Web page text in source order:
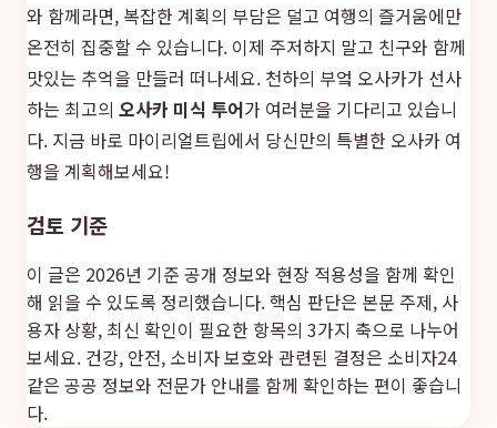
와 함께라면, 복잡한 계획의 부담은 덜고 여행의 즐거움에만
온전히 집중할 수 있습니다. 이제 주저하지 말고 친구와 함께
맛있는 추억을 만들러 떠나세요. 천하의 부엌 오사카가 선사
하는 최고의 오사카 미식 투어가 여러분을 기다리고 있습니
다. 지금 바로 마이리얼트립에서 당신만의 특별한 오사카 여
행을 계획해보세요!
검토 기준
이 글은 2026년 기준 공개 정보와 현장 적용성을 함께 확인
해 읽을 수 있도록 정리했습니다. 핵심 판단은 본문 주제, 사
용자 상황, 최신 확인이 필요한 항목의 3가지 축으로 나누어
보세요. 건강, 안전, 소비자 보호와 관련된 결정은 소비자24
같은 공공 정보와 전문가 안내를 함께 확인하는 편이 좋습니
다.